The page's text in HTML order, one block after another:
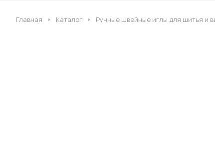
Главная Каталог Ручные швейные иглы для шитья и